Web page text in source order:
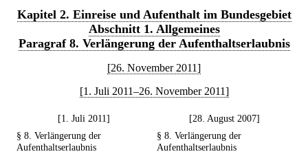
Kapitel 2. Einreise und Aufenthalt im Bundesgebiet
Abschnitt 1. Allgemeines
Paragraf 8. Verlängerung der Aufenthaltserlaubnis
[26. November 2011]
[1. Juli 2011–26. November 2011]
[1. Juli 2011]
[28. August 2007]
§ 8. Verlängerung der
Aufenthaltserlaubnis
§ 8. Verlängerung der
Aufenthaltserlaubnis